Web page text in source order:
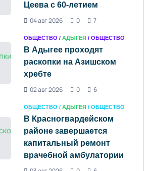
Цеева с 60-летием
04 авг 2026
0 7
ОБЩЕСТВО / АДЫГЕЯ / ОБЩЕСТВО
В Адыгее проходят
раскопки на Азишском
хребте
02 авг 2026
0 6
ОБЩЕСТВО / АДЫГЕЯ / ОБЩЕСТВО
В Красногвардейском
районе завершается
капитальный ремонт
врачебной амбулатории